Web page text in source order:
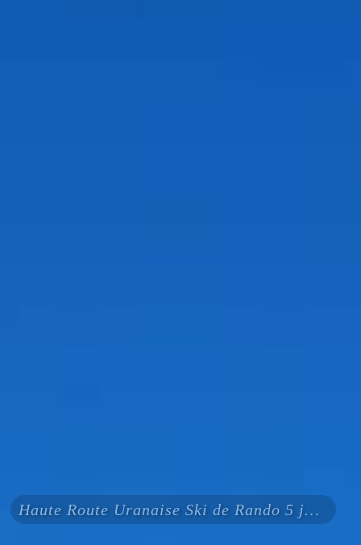
Haute Route Uranaise Ski de Rando 5 jours